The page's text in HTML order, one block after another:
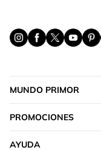
MUNDO PRIMOR
PROMOCIONES
AYUDA